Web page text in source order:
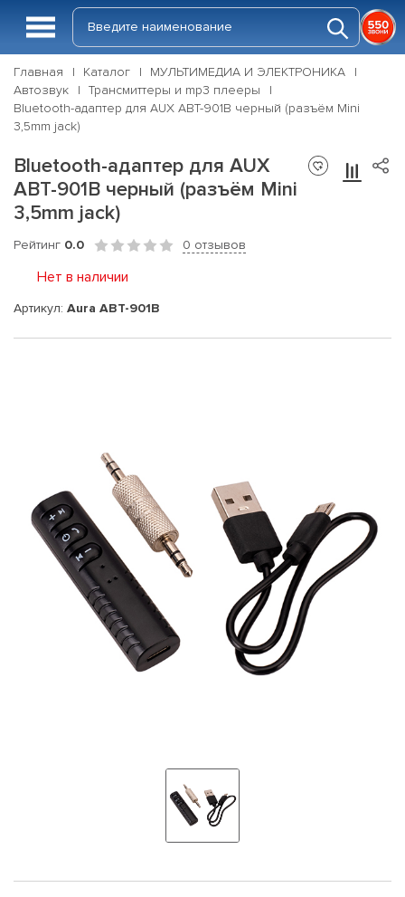
Главная Каталог
МУЛЬТИМЕДИА И ЭЛЕКТРОНИКА
Автозвук
Трансмиттеры и mp3 плееры
Bluetooth-адаптер для AUX ABT-901B черный (разъём Mini
3,5mm jack)
Bluetooth-адаптер для AUX
ABT-901B черный (разъём Mini
3,5mm jack)
Рейтинг 0.0 0 отзывов
Нет в наличии
Артикул: Aura ABT-901B